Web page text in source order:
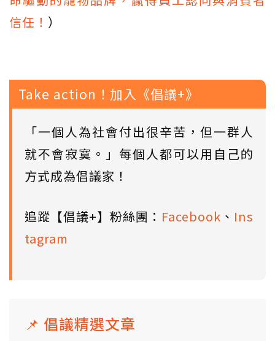
信任！ ）
Take action！加入《倡議+》
「一個人為社會付出很辛苦，但一群人
就不會寂寞。」每個人都可以用自己的
方式成為倡議家！
追蹤【倡議+】粉絲團： Facebook 、 Ins
tagram
📌 倡議精選文章